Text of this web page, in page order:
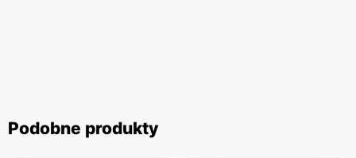
Podobne produkty